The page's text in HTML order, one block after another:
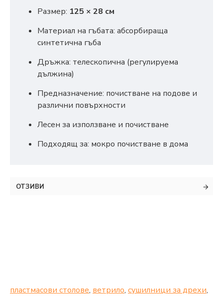
Размер: 125 × 28 см
Материал на гъбата: абсорбираща
синтетична гъба
Дръжка: телескопична (регулируема
дължина)
Предназначение: почистване на подове и
различни повърхности
Лесен за използване и почистване
Подходящ за: мокро почистване в дома
ОТЗИВИ
пластмасови столове, ветрило, сушилници за дрехи,